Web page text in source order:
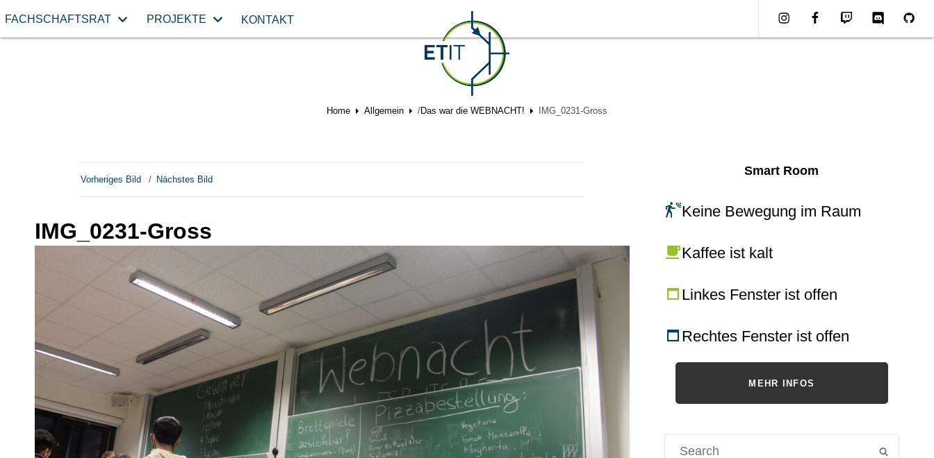
FACHSCHAFTSRAT PROJEKTE KONTAKT InstagramFacebookTwitchDiscord
Home Allgemein /Das war die WEBNACHT! IMG_0231-Gross
Vorheriges Bild Nächstes Bild
IMG_0231-Gross
Smart Room
Keine Bewegung im Raum
Kaffee ist kalt
Linkes Fenster ist offen
Rechtes Fenster ist offen
MEHR INFOS